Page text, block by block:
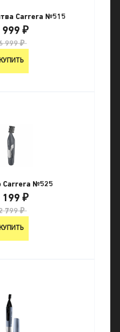
Carrera №515
999 ₽
999 ₽
Carrera №525
199 ₽
799 ₽